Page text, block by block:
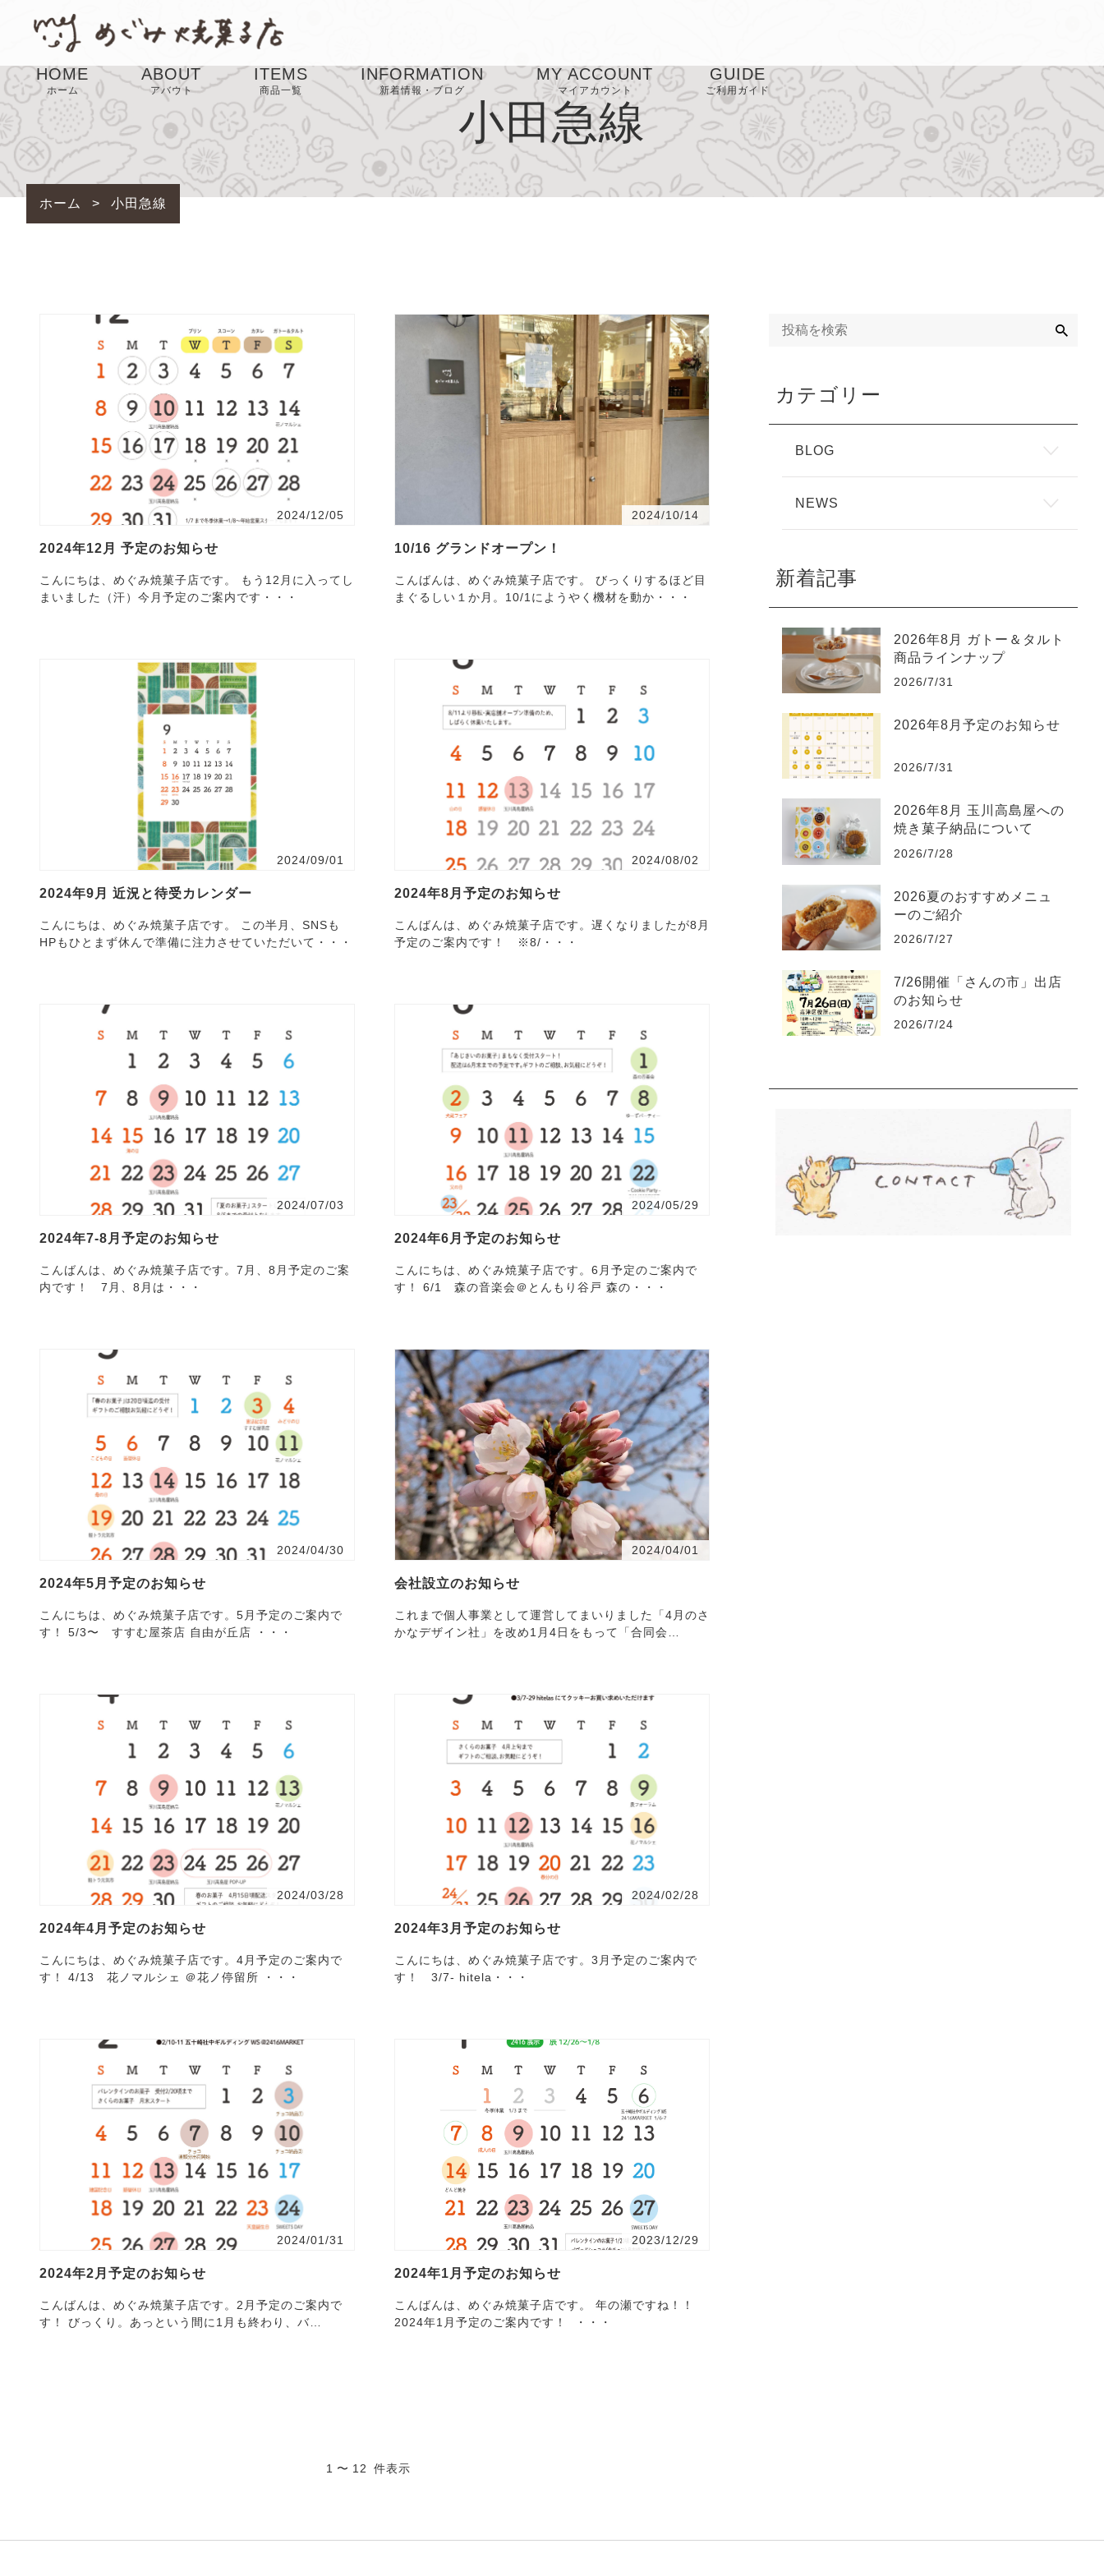
HOME
ホーム
ABOUT
アバウト
ITEMS
商品一覧
INFORMATION
新着情報・ブログ
MY ACCOUNT
マイアカウント
お気に入り
GUIDE
ご利用ガイド
お取り扱い店
FAQ
小田急線
ホーム > 小田急線
2024/12/05
2024年12月 予定のお知らせ
こんにちは、めぐみ焼菓子店です。 もう12月に入ってし
まいました（汗）今月予定のご案内です・・・
2024/10/14
10/16 グランドオープン！
こんばんは、めぐみ焼菓子店です。 びっくりするほど目
まぐるしい１か月。10/1にようやく機材を動か・・・
2024/09/01
2024年9月 近況と待受カレンダー
こんにちは、めぐみ焼菓子店です。 この半月、SNSも
HPもひとまず休んで準備に注力させていただいて・・・
2024/08/02
2024年8月予定のお知らせ
こんばんは、めぐみ焼菓子店です。遅くなりましたが8月
予定のご案内です！ ※8/・・・
2024/07/03
2024年7-8月予定のお知らせ
こんばんは、めぐみ焼菓子店です。7月、8月予定のご案
内です！ 7月、8月は・・・
2024/05/29
2024年6月予定のお知らせ
こんにちは、めぐみ焼菓子店です。6月予定のご案内で
す！ 6/1 森の音楽会＠とんもり谷戸 森の・・・
2024/04/30
2024年5月予定のお知らせ
こんにちは、めぐみ焼菓子店です。5月予定のご案内で
す！ 5/3〜 すすむ屋茶店 自由が丘店 ・・・
2024/04/01
会社設立のお知らせ
これまで個人事業として運営してまいりました「4月のさ
かなデザイン社」を改め1月4日をもって「合同会
2024/03/28
2024年4月予定のお知らせ
こんにちは、めぐみ焼菓子店です。4月予定のご案内で
す！ 4/13 花ノマルシェ ＠花ノ停留所 ・・・
2024/02/28
2024年3月予定のお知らせ
こんにちは、めぐみ焼菓子店です。3月予定のご案内で
す！ 3/7- hitela・・・
2024/01/31
2024年2月予定のお知らせ
こんばんは、めぐみ焼菓子店です。2月予定のご案内で
す！ びっくり。あっという間に1月も終わり、バ
2023/12/29
2024年1月予定のお知らせ
こんばんは、めぐみ焼菓子店です。 年の瀬ですね！！
2024年1月予定のご案内です！ ・・・
1 〜 12 件表示
カテゴリー
BLOG
NEWS
新着記事
2026年8月 ガトー＆タルト
商品ラインナップ
2026/7/31
2026年8月予定のお知らせ
2026/7/31
2026年8月 玉川高島屋への
焼き菓子納品について
2026/7/28
2026夏のおすすめメニュ
ーのご紹介
2026/7/27
7/26開催「さんの市」出店
のお知らせ
2026/7/24